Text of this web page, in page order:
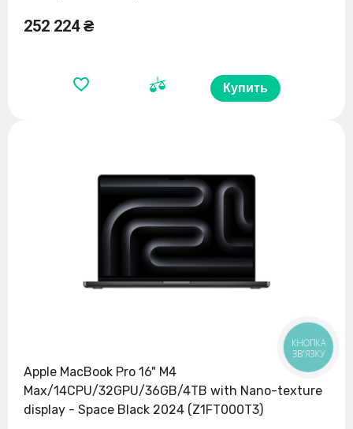
252 224 ₴
Купить
Apple MacBook Pro 16" M4
Max/14CPU/32GPU/36GB/4TB with Nano-texture
display - Space Black 2024 (Z1FT000T3)
КНОПКА
ЗВ'ЯЗКУ